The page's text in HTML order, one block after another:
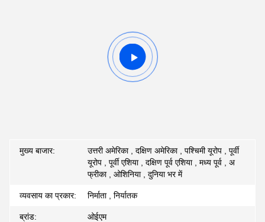
मुख्य बाजार:
उत्तरी अमेरिका , दक्षिण अमेरिका , पश्चिमी यूरोप , पूर्वी
यूरोप , पूर्वी एशिया , दक्षिण पूर्व एशिया , मध्य पूर्व , अ
फ्रीका , ओशिनिया , दुनिया भर में
व्यवसाय का प्रकार: निर्माता , निर्यातक
ब्रांड: ओईएम